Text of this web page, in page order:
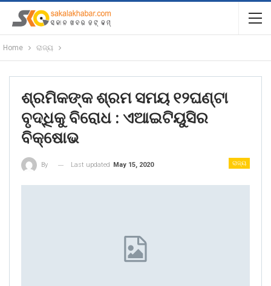
Home ରାଜ୍ୟ
ଶ୍ରମିକଙ୍କ ଶ୍ରମ ସମୟ ୧୨ଘଣ୍ଟା
ବୃଦ୍ଧିକୁ ବିରୋଧ : ଏଆଇଟିୟୁସିର
ବିକ୍ଷୋଭ
ରାଜ୍ୟ
By Last updated May 15, 2020